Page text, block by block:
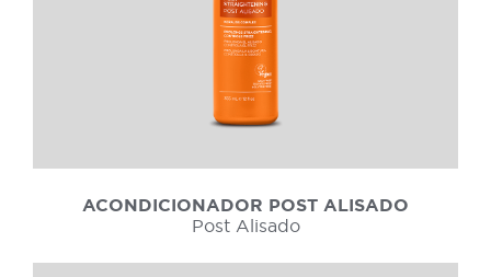
ACONDICIONADOR POST ALISADO
Post Alisado